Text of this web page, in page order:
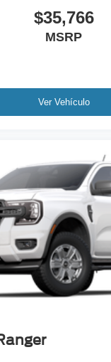
$35,766
MSRP
Ver Vehículo